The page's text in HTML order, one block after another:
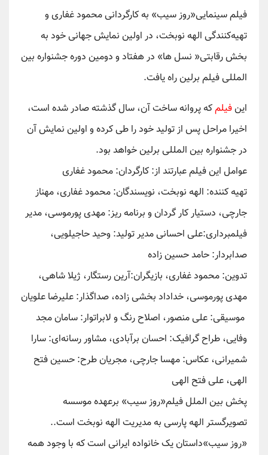
فیلم سینمایی«روز سیب» به کارگردانی محمود غفاری و
تهیه‌کنندگی الهه نوبخت، در اولین نمایش جهانی خود به
بخش رقابتی« نسل ها» در هفتاد و دومین دوره جشنواره بین
المللی فیلم برلین راه یافت.
اینفیلمکه پروانه ساخت آن، سال گذشته صادر شده است،
اخیرا مراحل پس از تولید خود را طی کرده و اولین نمایش آن
در جشنواره بین المللی برلین خواهد بود.
عوامل این فیلم عبارتند از: کارگردان: محمود غفاری
تهیه کننده: الهه نوبخت، نویسندگان: محمود غفاری، مهناز
جارچی، دستیار کار گردان و برنامه ریز: مهدی پورموسی، مدیر
فیلمبرداری:علی احسانی مدیر تولید: وحید حاجیلویی،
صدابردار: حامد حسین زاده
تدوین: محمود غفاری، بازیگران:آرین رستگار، ژیلا شاهی،
مهدی پورموسی، خداداد بخشی زاده، صداگذار: علیرضا علویان
موسیقی: علی منصور، اصلاح رنگ و لابراتوار: سامان مجد
وفایی، طراح گرافیک: احسان برآبادی، مشاور رسانه‌ای: سارا
شمیرانی، عکاس: مهسا جارچی، مجریان طرح: حسین فتح
الهی، علی فتح الهی
پخش بین الملل فیلم«روز سیب» برعهده موسسه
تصویرگستر الهه پارسی به مدیریت الهه نوبخت است.. ‌
«روز سیب»داستان یک خانواده ایرانی است که با وجود همه